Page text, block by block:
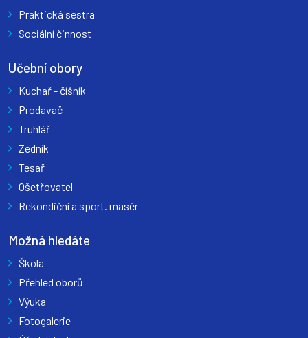
Praktická sestra
Sociální činnost
Učební obory
Kuchař - číšník
Prodavač
Truhlář
Zedník
Tesař
Ošetřovatel
Rekondiční a sport. masér
Možná hledáte
Škola
Přehled oborů
Výuka
Fotogalerie